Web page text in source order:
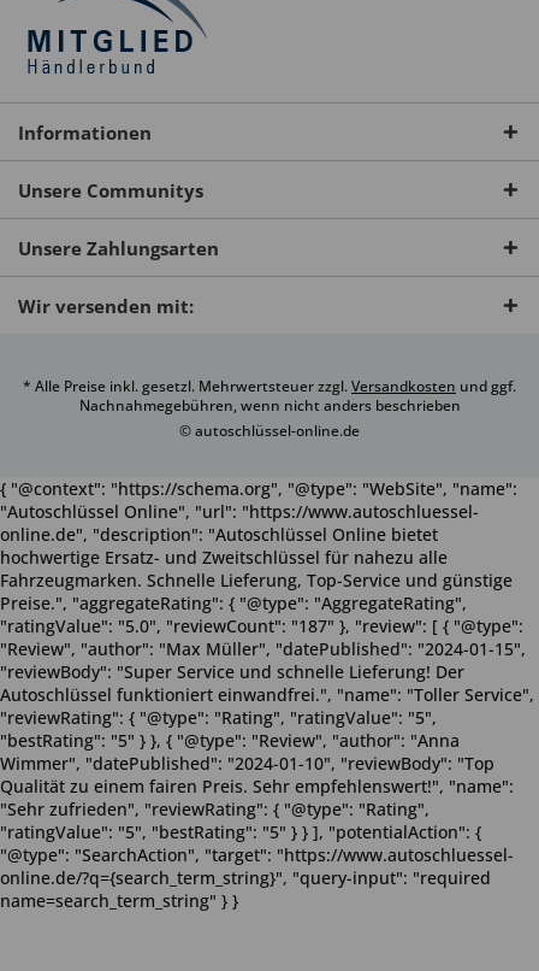
Informationen
Unsere Communitys
Unsere Zahlungsarten
Wir versenden mit:
* Alle Preise inkl. gesetzl. Mehrwertsteuer zzgl.Versandkosten und ggf.
Nachnahmegebühren, wenn nicht anders beschrieben
© autoschlüssel-online.de
{ "@context": "https://schema.org", "@type": "WebSite", "name":
"Autoschlüssel Online", "url": "https://www.autoschluessel-
online.de", "description": "Autoschlüssel Online bietet
hochwertige Ersatz- und Zweitschlüssel für nahezu alle
Fahrzeugmarken. Schnelle Lieferung, Top-Service und günstige
Preise.", "aggregateRating": { "@type": "AggregateRating",
"ratingValue": "5.0", "reviewCount": "187" }, "review": [ { "@type":
"Review", "author": "Max Müller", "datePublished": "2024-01-15",
"reviewBody": "Super Service und schnelle Lieferung! Der
Autoschlüssel funktioniert einwandfrei.", "name": "Toller Service",
"reviewRating": { "@type": "Rating", "ratingValue": "5",
"bestRating": "5" } }, { "@type": "Review", "author": "Anna
Wimmer", "datePublished": "2024-01-10", "reviewBody": "Top
Qualität zu einem fairen Preis. Sehr empfehlenswert!", "name":
"Sehr zufrieden", "reviewRating": { "@type": "Rating",
"ratingValue": "5", "bestRating": "5" } } ], "potentialAction": {
"@type": "SearchAction", "target": "https://www.autoschluessel-
online.de/?q={search_term_string}", "query-input": "required
name=search_term_string" } }